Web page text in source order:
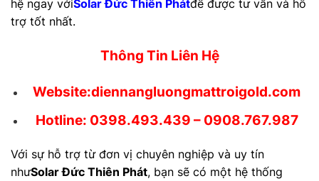
hệ ngay vớiSolar Đức Thiên Phátđể được tư vấn và hỗ
trợ tốt nhất.
Thông Tin Liên Hệ
Website:diennangluongmattroigold.com
Hotline: 0398.493.439 – 0908.767.987
Với sự hỗ trợ từ đơn vị chuyên nghiệp và uy tín
nhưSolar Đức Thiên Phát, bạn sẽ có một hệ thống